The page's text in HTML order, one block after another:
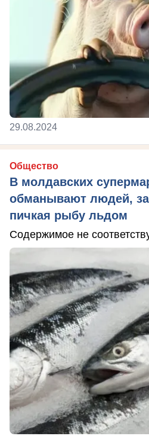
29.08.2024
Общество
В молдавских
обманывают людей,
пичкая рыбу льдом
Содержимое не